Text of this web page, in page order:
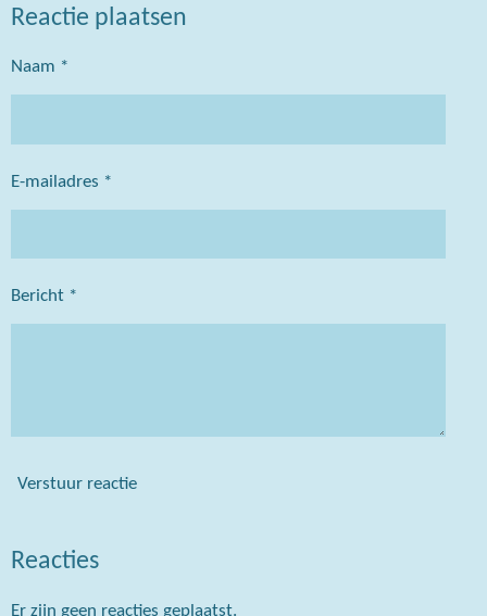
Reactie plaatsen
Naam *
E-mailadres *
Bericht *
Verstuur reactie
Reacties
Er zijn geen reacties geplaatst.